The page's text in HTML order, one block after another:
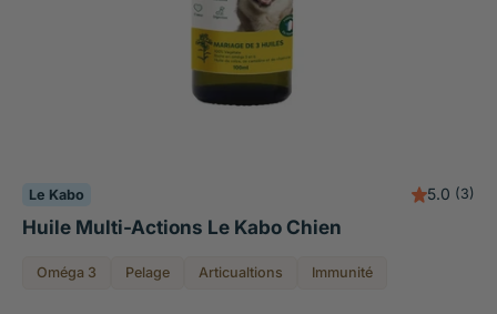
Le Kabo 5.0 (3)
Huile Multi-Actions Le Kabo Chien
Oméga 3 Pelage Articualtions Immunité